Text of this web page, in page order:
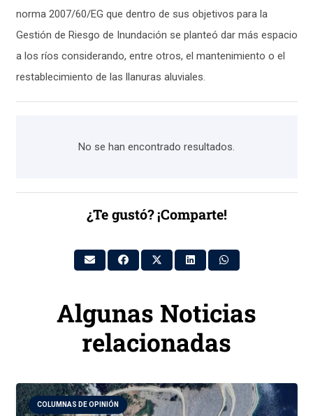
norma 2007/60/EG que dentro de sus objetivos para la
Gestión de Riesgo de Inundación se planteó dar más espacio
a los ríos considerando, entre otros, el mantenimiento o el
restablecimiento de las llanuras aluviales.
No se han encontrado resultados.
¿Te gustó? ¡Comparte!
Algunas Noticias
relacionadas
COLUMNAS DE OPINIÓN